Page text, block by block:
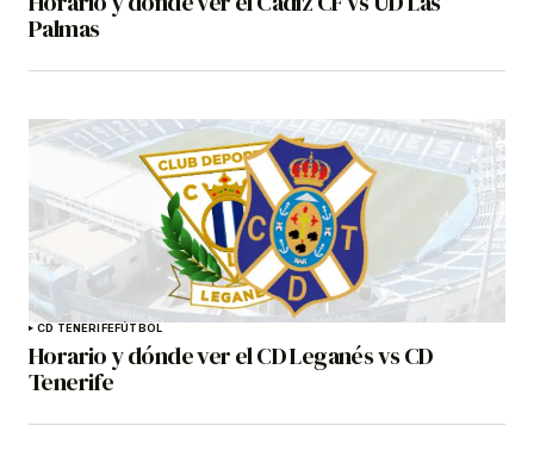
Palmas
CD TENERIFEFÚTBOL
Horario y dónde ver el CD Leganés vs CD
Tenerife